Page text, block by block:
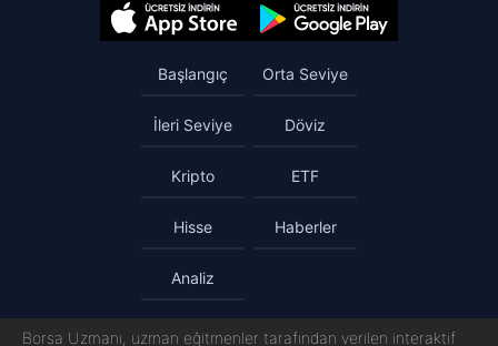
Başlangıç Orta Seviye
İleri Seviye Döviz
Kripto ETF
Hisse Haberler
Analiz
Borsa Uzmanı, uzman eğitmenler tarafından verilen interaktif